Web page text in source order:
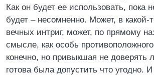
Как он будет ее использовать, пока
будет – несомненно. Может, в какой-
вечных интриг, может, по прямому
смысле, как особь
конечно, но привыкшая не
готова была допустить что угодно.